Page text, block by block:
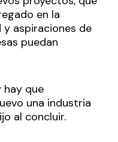
en la
y aspiraciones de
puedan
hay que
una industria
al concluir.